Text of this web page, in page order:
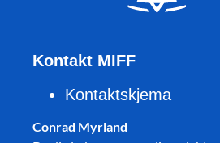
Kontakt MIFF
Kontaktskjema
Conrad Myrland